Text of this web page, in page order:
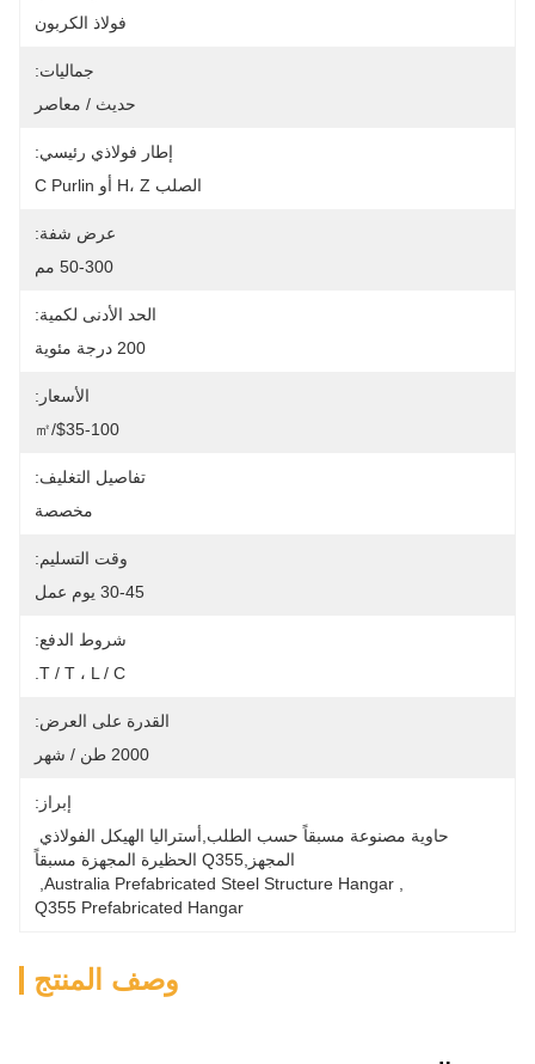
فولاذ الكربون
جماليات:
حديث / معاصر
إطار فولاذي رئيسي:
الصلب H، Z أو C Purlin
عرض شفة:
50-300 مم
الحد الأدنى لكمية:
200 درجة مئوية
الأسعار:
$35-100/㎡
تفاصيل التغليف:
مخصصة
وقت التسليم:
30-45 يوم عمل
شروط الدفع:
T / T ، L / C.
القدرة على العرض:
2000 طن / شهر
إبراز:
المجهز,Q355 الحظيرة المجهزة مسبقاً
Australia Prefabricated Steel Structure Hangar
Q355 Prefabricated Hangar
وصف المنتج